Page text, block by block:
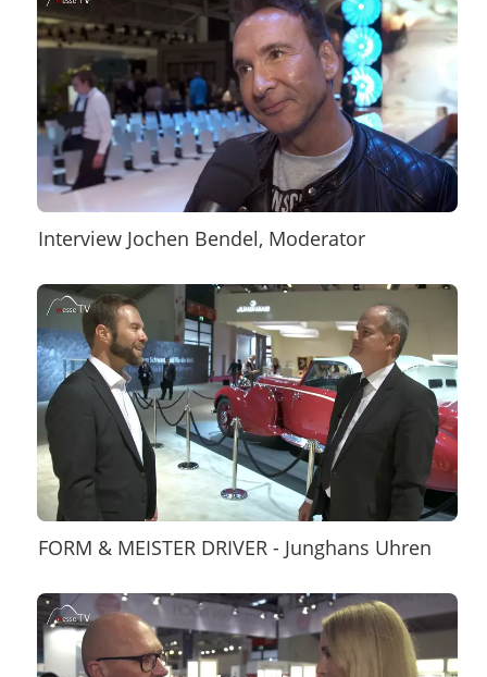
Interview Jochen Bendel, Moderator
FORM & MEISTER DRIVER - Junghans Uhren